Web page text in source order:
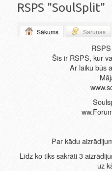
RSPS "SoulSplit"
Sākums Sarunas
Šis ir RSPS, kur
Ar laiku būs
Par kādu
Līdz ko tiks sakrāti 3
uz